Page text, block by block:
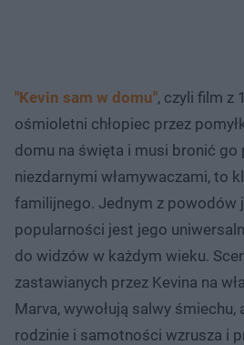
"Kevin sam w domu", czyli film z
ośmioletni chłopiec przez
domu na święta i musi bronić go
niezdarnymi włamywaczami, to
familijnego. Jednym z powodów
popularności jest jego
do widzów w każdym wieku.
zastawianych przez Kevina na
Marva, wywołują salwy śmiechu,
rodzinie i samotności wzrusza i